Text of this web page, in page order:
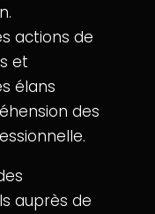
actions de
et
élans
des
auprès de